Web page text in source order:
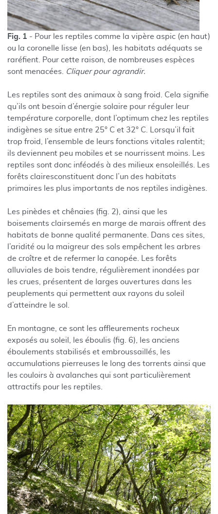
Fig. 1 - Pour les reptiles comme la vipère aspic (en haut)
ou la coronelle lisse (en bas), les habitats adéquats se
raréfient. Pour cette raison, de nombreuses espèces
sont menacées.
Cliquer pour agrandir.
Les reptiles sont des animaux à sang froid. Cela signifie
qu’ils ont besoin d’énergie solaire pour réguler leur
température corporelle, dont l’optimum chez les reptiles
indigènes se situe entre 25° C et 32° C. Lorsqu’il fait
trop froid, l’ensemble de leurs fonctions vitales ralentit;
ils deviennent peu mobiles et se nourrissent moins. Les
reptiles sont donc inféodés à des milieux ensoleillés. Les
forêts clairesconstituent donc l’un des habitats
primaires les plus importants de nos reptiles indigènes.
Les pinèdes et chênaies (fig. 2), ainsi que les
boisements clairsemés en marge de marais offrent des
habitats de bonne qualité permanente. Dans ces sites,
l’aridité ou la maigreur des sols empêchent les arbres
de croître et de refermer la canopée. Les forêts
alluviales de bois tendre, régulièrement inondées par
les crues, présentent de larges ouvertures dans les
peuplements qui permettent aux rayons du soleil
d’atteindre le sol.
En montagne, ce sont les affleurements rocheux
exposés au soleil, les éboulis (fig. 6), les anciens
éboulements stabilisés et embroussaillés, les
accumulations pierreuses le long des torrents ainsi que
les couloirs à avalanches qui sont particulièrement
attractifs pour les reptiles.